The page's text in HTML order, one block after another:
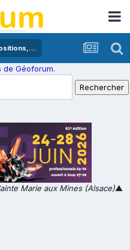
de Géoforum.
Marie aux Mines (Alsace)▲